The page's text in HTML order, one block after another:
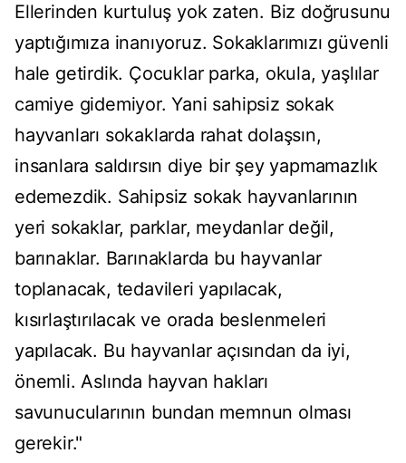
Ellerinden kurtuluş yok zaten. Biz doğrusunu
yaptığımıza inanıyoruz. Sokaklarımızı güvenli
hale getirdik. Çocuklar parka, okula, yaşlılar
camiye gidemiyor. Yani sahipsiz sokak
hayvanları sokaklarda rahat dolaşsın,
insanlara saldırsın diye bir şey yapmamazlık
edemezdik. Sahipsiz sokak hayvanlarının
yeri sokaklar, parklar, meydanlar değil,
barınaklar. Barınaklarda bu hayvanlar
toplanacak, tedavileri yapılacak,
kısırlaştırılacak ve orada beslenmeleri
yapılacak. Bu hayvanlar açısından da iyi,
önemli. Aslında hayvan hakları
savunucularının bundan memnun olması
gerekir."